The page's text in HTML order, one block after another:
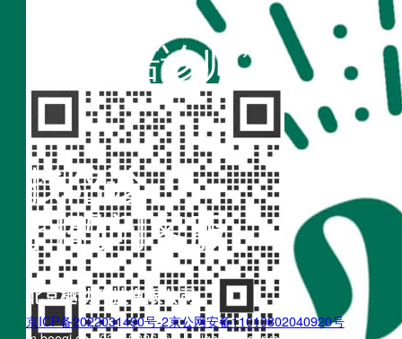
“不疾陪诊师”
找陪诊
扫码问客服
北京樾动科技有限公司
京ICP备2022031490号-2京公网安备11010802040920号